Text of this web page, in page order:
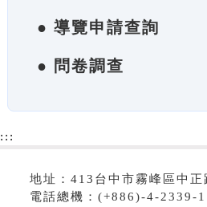
● 導覽申請查詢
● 問卷調查
:::
地址：413台中市霧峰區中正
電話總機：(+886)-4-2339-